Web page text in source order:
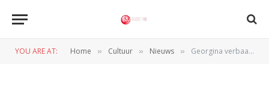
YOU ARE AT: Home » Cultuur » Nieuws » Georgina verbaan zegt theatertournee oververmoeid af
theatertournee oververmoeid